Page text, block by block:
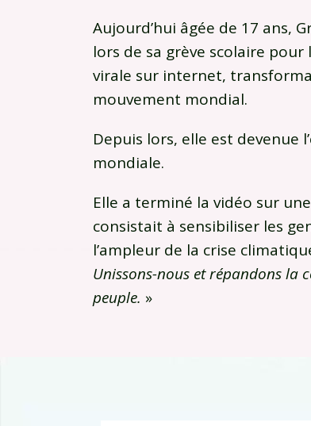
Aujourd’hui âgée de 17 ans,
lors de sa grève scolaire
virale sur internet,
mouvement mondial.
Depuis lors, elle est devenue
mondiale.
Elle a terminé la vidéo sur
consistait à sensibiliser les
l’ampleur de la crise
Unissons-nous et répandons la
peuple. »